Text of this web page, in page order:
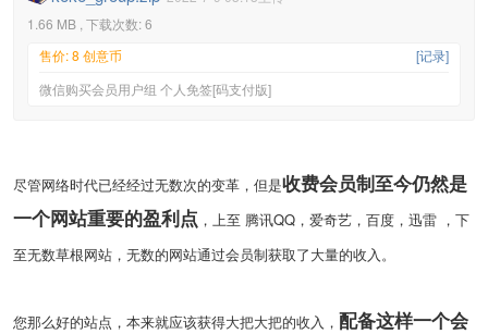
1.66 MB , 下载次数: 6
[记录]
售价: 8 创意币
微信购买会员用户组 个人免签[码支付版]
尽管网络时代已经经过无数次的变革，但是收费会员制至今仍然是
一个网站重要的盈利点 ，上至 腾讯QQ，爱奇艺，百度，迅雷 ，下
至无数草根网站，无数的网站通过会员制获取了大量的收入。
您那么好的站点，本来就应该获得大把大把的收入， 配备这样一个会